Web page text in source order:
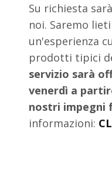
Su richiesta
noi. Saremo
un'esperienza
prodotti tipici
servizio sarà
venerdì a
nostri impegni
informazioni: